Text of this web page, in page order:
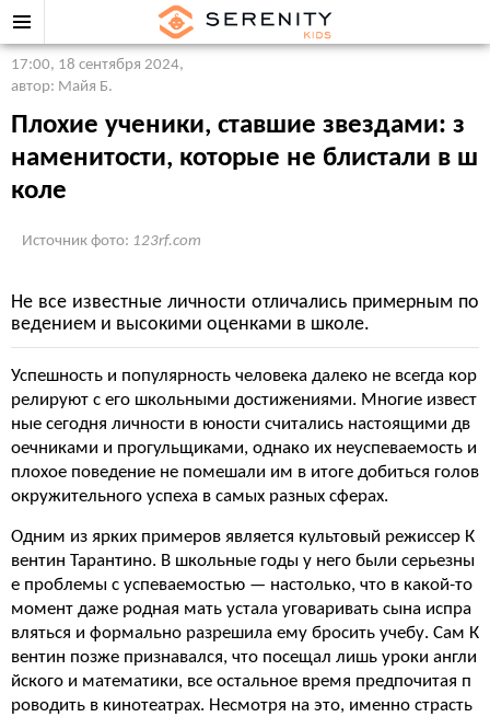
17:00, 18 сентября 2024,
автор: Майя Б.
Плохие ученики, ставшие звездами: з
наменитости, которые не блистали в ш
коле
Источник фото: 123rf.com
Не все известные личности отличались примерным по
ведением и высокими оценками в школе.
Успешность и популярность человека далеко не всегда кор
релируют с его школьными достижениями. Многие извест
ные сегодня личности в юности считались настоящими дв
оечниками и прогульщиками, однако их неуспеваемость и
плохое поведение не помешали им в итоге добиться голов
окружительного успеха в самых разных сферах.
Одним из ярких примеров является культовый режиссер К
вентин Тарантино. В школьные годы у него были серьезны
е проблемы с успеваемостью — настолько, что в какой-то
момент даже родная мать устала уговаривать сына испра
вляться и формально разрешила ему бросить учебу. Сам К
вентин позже признавался, что посещал лишь уроки англи
йского и математики, все остальное время предпочитая п
роводить в кинотеатрах. Несмотря на это, именно страсть